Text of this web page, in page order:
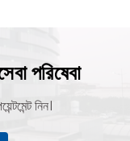
পরিষেবা
নিন।